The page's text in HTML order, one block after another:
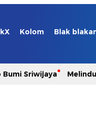
Kolom Blak
Bumi Sriwijaya